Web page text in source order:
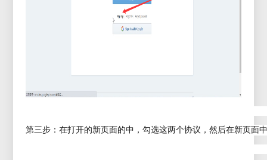
第三步：在打开的新页面的中，勾选这两个协议，然后在新页面